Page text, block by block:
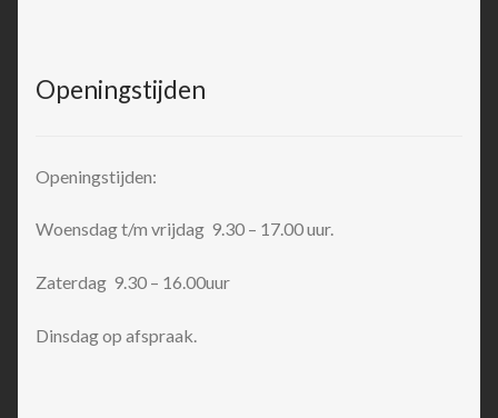
Openingstijden
Openingstijden:
Woensdag t/m vrijdag 9.30 – 17.00 uur.
Zaterdag 9.30 – 16.00uur
Dinsdag op afspraak.